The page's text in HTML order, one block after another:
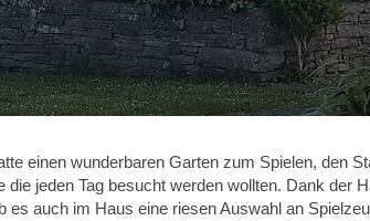
einen wunderbaren Garten zum Spielen, den
die jeden Tag besucht werden wollten. Dank der
es auch im Haus eine riesen Auswahl an